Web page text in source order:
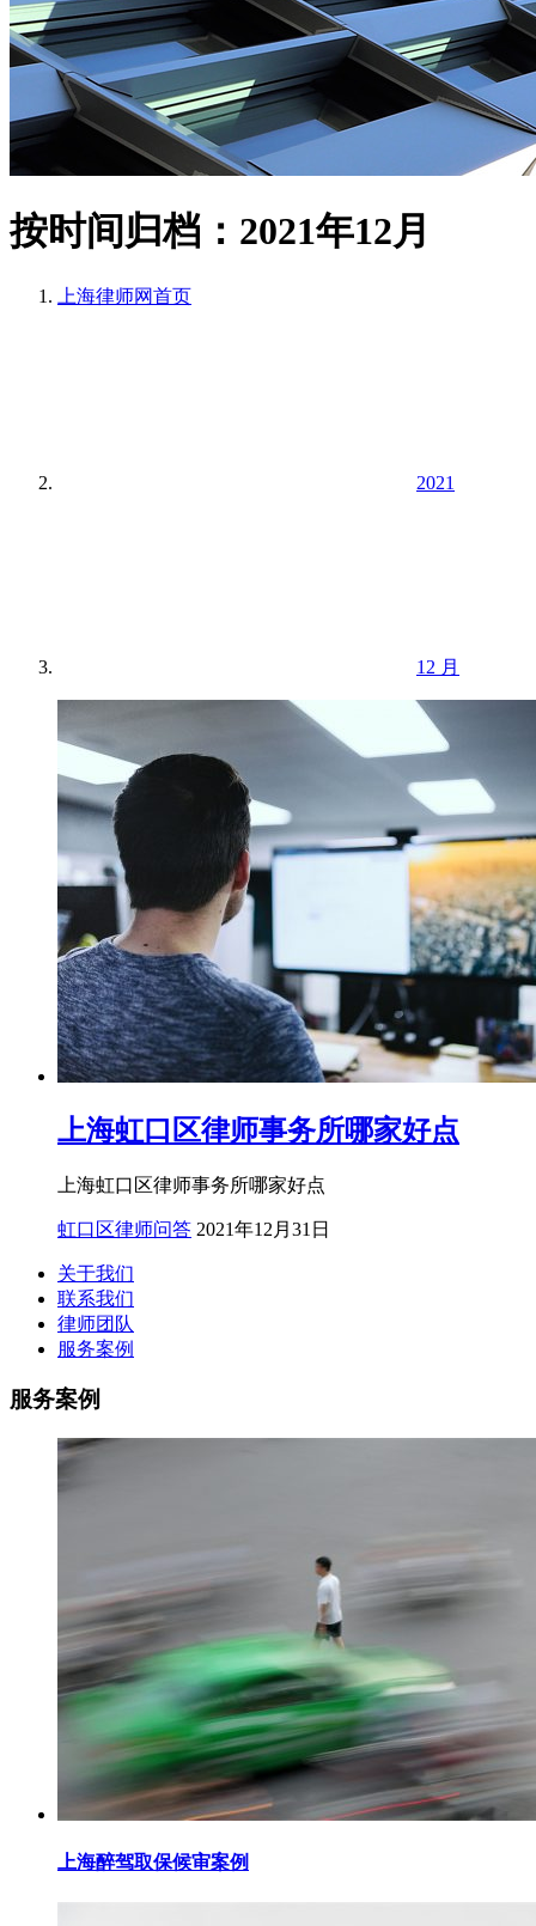
按时间归档：2021年12月
上海律师网首页
2021
12 月
上海虹口区律师事务所哪家好点
上海虹口区律师事务所哪家好点
虹口区律师问答 2021年12月31日
关于我们
联系我们
律师团队
服务案例
服务案例
上海醉驾取保候审案例